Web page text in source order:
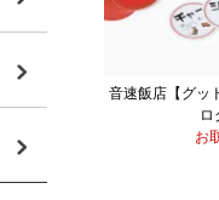
音速飯店【グッ
ロ
お